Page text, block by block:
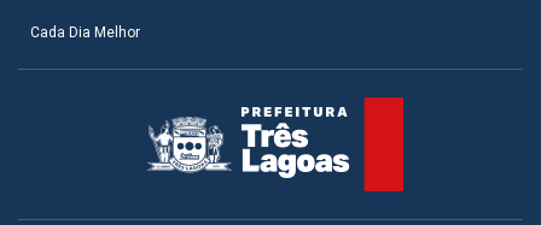
Cada Dia Melhor